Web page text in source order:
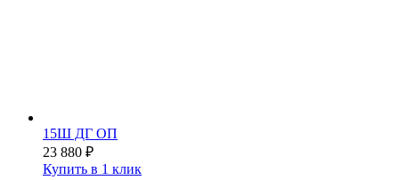
15Ш ДГ ОП
23 880 ₽
Купить в 1 клик